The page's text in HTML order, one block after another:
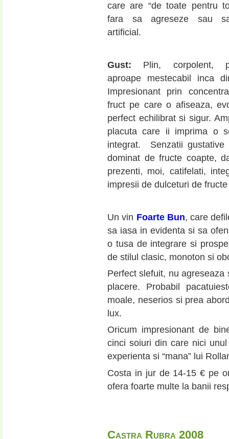
care are “de toate pentru
fara sa agreseze sau
artificial.
Gust: Plin, corpolent,
aproape mestecabil inca
Impresionant prin
fruct pe care o afiseaza,
perfect echilibrat si sigur.
placuta care ii imprima o
integrat. Senzatii gustative
dominat de fructe coapte,
prezenti, moi, catifelati,
impresii de dulceturi de
Un vin Foarte Bun, care
sa iasa in evidenta si sa
o tusa de integrare si
de stilul clasic, monoton si
Perfect slefuit, nu
placere. Probabil
moale, neserios si prea
lux.
Oricum impresionant de
cinci soiuri din care nici
experienta si “mana” lui
Costa in jur de 14-15 € pe
ofera foarte multe la banii
Castra Rubra 2008